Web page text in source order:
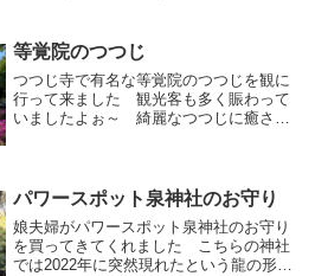
等覚院のつつじ
つつじ寺で有名な等覚院のつつじを観に
行って来ました 観光客も多く賑わって
いましたよぉ～ 綺麗なつつじに癒され
パワースポット泉神社のお守り
娘夫婦がパワースポット泉神社のお守り
を買ってきてくれました こちらの神社
では2022年に突然現れたという龍の形を